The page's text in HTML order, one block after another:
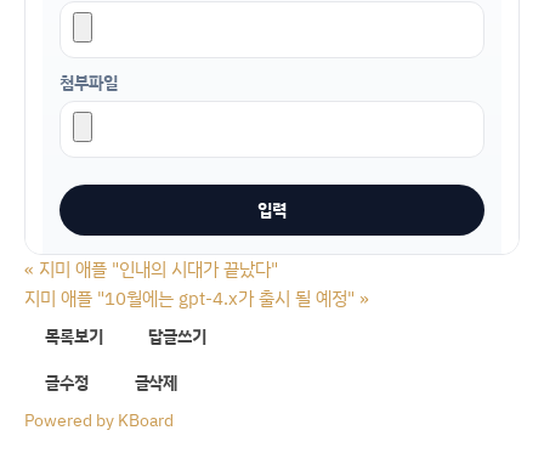
첨부파일
« 지미 애플 "인내의 시대가 끝났다"
지미 애플 "10월에는 gpt-4.x가 출시 될 예정" »
목록보기
답글쓰기
글수정
글삭제
Powered by KBoard